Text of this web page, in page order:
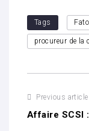
Tags
procureur de la
Previous article
Affaire SCSI